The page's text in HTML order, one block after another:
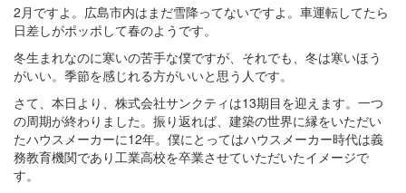
2月ですよ。広島市内はまだ雪降ってないですよ。車運転してたら
日差しがポッポして春のようです。
冬生まれなのに寒いの苦手な僕ですが、それでも、冬は寒いほう
がいい。季節を感じれる方がいいと思う人です。
さて、本日より、株式会社サンクティは13期目を迎えます。一つ
の周期が終わりました。振り返れば、建築の世界に縁をいただい
たハウスメーカーに12年。僕にとってはハウスメーカー時代は義
務教育機関であり工業高校を卒業させていただいたイメージで
す。